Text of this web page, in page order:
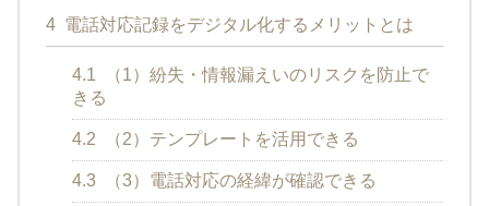
4 電話対応記録をデジタル化するメリットとは
4.1
（1）紛失・情報漏えいのリスクを防止で
きる
4.2 （2）テンプレートを活用できる
4.3 （3）電話対応の経緯が確認できる